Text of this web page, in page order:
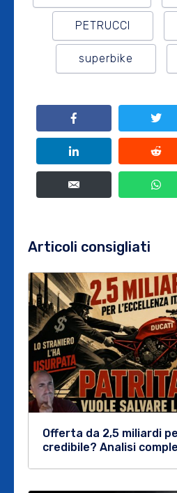
PETRUCCI
superbike
Articoli consigliati
Offerta da 2,5 miliardi
credibile? Analisi